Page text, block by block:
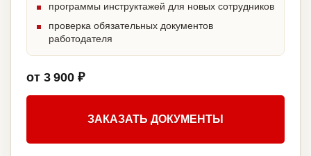
программы инструктажей для новых сотрудников
проверка обязательных документов
работодателя
от 3 900 ₽
ЗАКАЗАТЬ ДОКУМЕНТЫ